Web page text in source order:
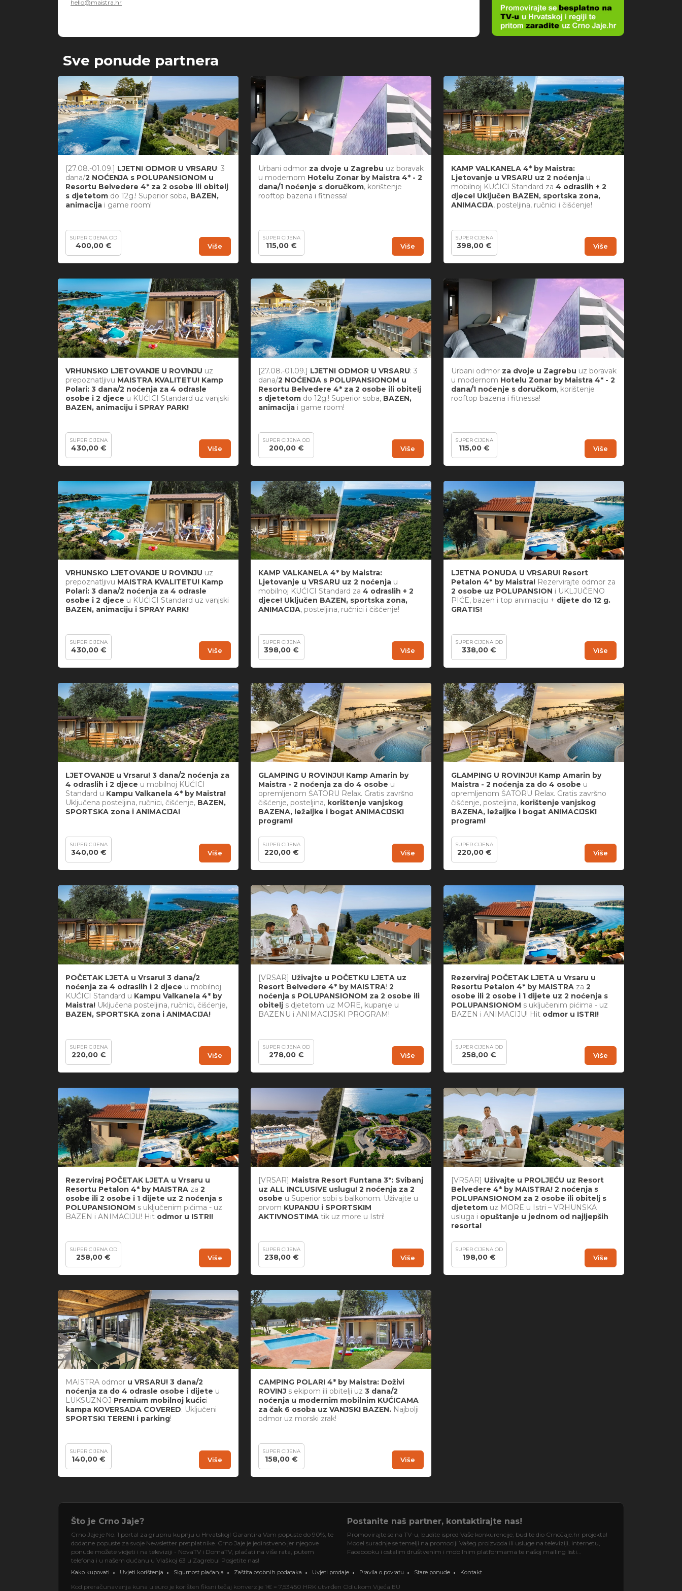
hello@maistra.hr
Sve ponude partnera
[27.08.-01.09.] LJETNI ODMOR U VRSARU: 3
dana/2 NOĆENJA s POLUPANSIONOM u
Resortu Belvedere 4* za 2 osobe ili obitelj
s djetetom do 12g.! Superior soba, BAZEN,
animacija i game room!
SUPER CIJENA OD
400,00 € Više
Urbani odmor za dvoje u Zagrebu uz boravak
u modernom Hotelu Zonar by Maistra 4* - 2
dana/1 noćenje s doručkom, korištenje
rooftop bazena i fitnessa!
SUPER CIJENA
115,00 € Više
KAMP VALKANELA 4* by Maistra:
Ljetovanje u VRSARU uz 2 noćenja u
mobilnoj KUĆICI Standard za 4 odraslih + 2
djece! Uključen BAZEN, sportska zona,
ANIMACIJA, posteljina, ručnici i čišćenje!
SUPER CIJENA
398,00 € Više
VRHUNSKO LJETOVANJE U ROVINJU uz
prepoznatljivu MAISTRA KVALITETU! Kamp
Polari: 3 dana/2 noćenja za 4 odrasle
osobe i 2 djece u KUĆICI Standard uz vanjski
BAZEN, animaciju i SPRAY PARK!
SUPER CIJENA
430,00 € Više
[27.08.-01.09.] LJETNI ODMOR U VRSARU: 3
dana/2 NOĆENJA s POLUPANSIONOM u
Resortu Belvedere 4* za 2 osobe ili obitelj
s djetetom do 12g.! Superior soba, BAZEN,
animacija i game room!
SUPER CIJENA OD
200,00 € Više
Urbani odmor za dvoje u Zagrebu uz boravak
u modernom Hotelu Zonar by Maistra 4* - 2
dana/1 noćenje s doručkom, korištenje
rooftop bazena i fitnessa!
SUPER CIJENA
115,00 € Više
VRHUNSKO LJETOVANJE U ROVINJU uz
prepoznatljivu MAISTRA KVALITETU! Kamp
Polari: 3 dana/2 noćenja za 4 odrasle
osobe i 2 djece u KUĆICI Standard uz vanjski
BAZEN, animaciju i SPRAY PARK!
SUPER CIJENA
430,00 € Više
KAMP VALKANELA 4* by Maistra:
Ljetovanje u VRSARU uz 2 noćenja u
mobilnoj KUĆICI Standard za 4 odraslih + 2
djece! Uključen BAZEN, sportska zona,
ANIMACIJA, posteljina, ručnici i čišćenje!
SUPER CIJENA
398,00 € Više
LJETNA PONUDA U VRSARU! Resort
Petalon 4* by Maistra! Rezervirajte odmor za
2 osobe uz POLUPANSION i UKLJUČENO
PIĆE, bazen i top animaciju + dijete do 12 g.
GRATIS!
SUPER CIJENA OD
338,00 € Više
LJETOVANJE u Vrsaru! 3 dana/2 noćenja za
4 odraslih i 2 djece u mobilnoj KUĆICI
Standard u Kampu Valkanela 4* by Maistra!
Uključena posteljina, ručnici, čišćenje, BAZEN,
SPORTSKA zona i ANIMACIJA!
SUPER CIJENA
340,00 € Više
GLAMPING U ROVINJU! Kamp Amarin by
Maistra - 2 noćenja za do 4 osobe u
opremljenom ŠATORU Relax. Gratis završno
čišćenje, posteljina, korištenje vanjskog
BAZENA, ležaljke i bogat ANIMACIJSKI
program!
SUPER CIJENA
220,00 € Više
GLAMPING U ROVINJU! Kamp Amarin by
Maistra - 2 noćenja za do 4 osobe u
opremljenom ŠATORU Relax. Gratis završno
čišćenje, posteljina, korištenje vanjskog
BAZENA, ležaljke i bogat ANIMACIJSKI
program!
SUPER CIJENA
220,00 € Više
POČETAK LJETA u Vrsaru! 3 dana/2
noćenja za 4 odraslih i 2 djece u mobilnoj
KUĆICI Standard u Kampu Valkanela 4* by
Maistra! Uključena posteljina, ručnici, čišćenje,
BAZEN, SPORTSKA zona i ANIMACIJA!
SUPER CIJENA
220,00 € Više
[VRSAR] Uživajte u POČETKU LJETA uz
Resort Belvedere 4* by MAISTRA! 2
noćenja s POLUPANSIONOM za 2 osobe ili
obitelj s djetetom uz MORE, kupanje u
BAZENU i ANIMACIJSKI PROGRAM!
SUPER CIJENA OD
278,00 € Više
Rezerviraj POČETAK LJETA u Vrsaru u
Resortu Petalon 4* by MAISTRA za 2
osobe ili 2 osobe i 1 dijete uz 2 noćenja s
POLUPANSIONOM s uključenim pićima - uz
BAZEN i ANIMACIJU! Hit odmor u ISTRI!
SUPER CIJENA OD
258,00 € Više
Rezerviraj POČETAK LJETA u Vrsaru u
Resortu Petalon 4* by MAISTRA za 2
osobe ili 2 osobe i 1 dijete uz 2 noćenja s
POLUPANSIONOM s uključenim pićima - uz
BAZEN i ANIMACIJU! Hit odmor u ISTRI!
SUPER CIJENA OD
258,00 € Više
[VRSAR] Maistra Resort Funtana 3*: Svibanj
uz ALL INCLUSIVE uslugu! 2 noćenja za 2
osobe u Superior sobi s balkonom. Uživajte u
prvom KUPANJU i SPORTSKIM
AKTIVNOSTIMA tik uz more u Istri!
SUPER CIJENA
238,00 € Više
[VRSAR] Uživajte u PROLJEĆU uz Resort
Belvedere 4* by MAISTRA! 2 noćenja s
POLUPANSIONOM za 2 osobe ili obitelj s
djetetom uz MORE u Istri – VRHUNSKA
usluga i opuštanje u jednom od najljepših
resorta!
SUPER CIJENA OD
198,00 € Više
MAISTRA odmor u VRSARU! 3 dana/2
noćenja za do 4 odrasle osobe i dijete u
LUKSUZNOJ Premium mobilnoj kućici
kampa KOVERSADA COVERED. Uključeni
SPORTSKI TERENI i parking!
SUPER CIJENA
140,00 € Više
CAMPING POLARI 4* by Maistra: Doživi
ROVINJ s ekipom ili obitelji uz 3 dana/2
noćenja u modernim mobilnim KUĆICAMA
za čak 6 osoba uz VANJSKI BAZEN. Najbolji
odmor uz morski zrak!
SUPER CIJENA
158,00 € Više
Što je Crno Jaje?
Crno Jaje je No. 1 portal za grupnu kupnju u Hrvatskoj! Garantira Vam popuste do 90%, te
dodatne popuste za svoje Newsletter pretplatnike. Crno Jaje je jedinstveno jer njegove
ponude možete vidjeti i na televiziji - NovaTV i DomaTV, plaćati na više rata, putem
telefona i u našem dućanu u Vlaškoj 63 u Zagrebu! Posjetite nas!
Postanite naš partner, kontaktirajte nas!
Promovirajte se na TV-u, budite ispred Vaše konkurencije, budite dio CrnoJaje.hr projekta!
Model suradnje se temelji na promociji Vašeg proizvoda ili usluge na televiziji, internetu,
Facebooku i ostalim društvenim i mobilnim platformama te našoj mailing listi...
Kako kupovati Uvjeti korištenja Sigurnost plaćanja Zaštita osobnih podataka Uvjeti prodaje Pravila o povratu Stare ponude Kontakt
Kod preračunavanja kuna u euro je korišten fiksni tečaj konverzije 1€ = 7,53450 HRK utvrđen Odlukom Vijeća EU